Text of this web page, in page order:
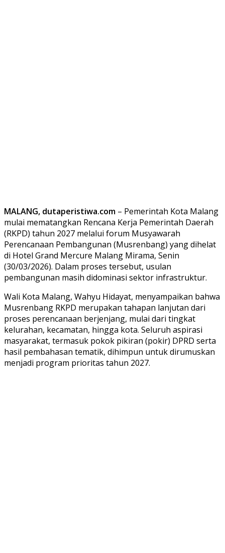
MALANG, dutaperistiwa.com – Pemerintah Kota Malang
mulai mematangkan Rencana Kerja Pemerintah Daerah
(RKPD) tahun 2027 melalui forum Musyawarah
Perencanaan Pembangunan (Musrenbang) yang dihelat
di Hotel Grand Mercure Malang Mirama, Senin
(30/03/2026). Dalam proses tersebut, usulan
pembangunan masih didominasi sektor infrastruktur.
Wali Kota Malang, Wahyu Hidayat, menyampaikan bahwa
Musrenbang RKPD merupakan tahapan lanjutan dari
proses perencanaan berjenjang, mulai dari tingkat
kelurahan, kecamatan, hingga kota. Seluruh aspirasi
masyarakat, termasuk pokok pikiran (pokir) DPRD serta
hasil pembahasan tematik, dihimpun untuk dirumuskan
menjadi program prioritas tahun 2027.